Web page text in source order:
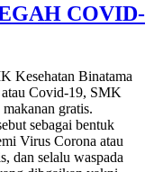
COVID-
Kesehatan Binatama
Covid-19, SMK
gratis.
sebagai bentuk
Virus Corona atau
dan selalu waspada